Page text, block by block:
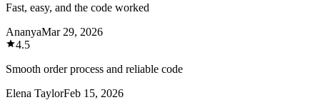
Fast, easy, and the code worked
AnanyaMar 29, 2026
4.5
Smooth order process and reliable code
Elena TaylorFeb 15, 2026